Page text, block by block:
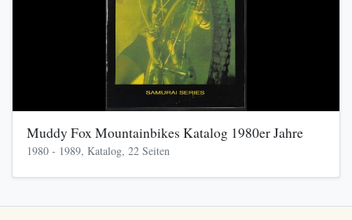
Muddy Fox Mountainbikes Katalog 1980er Jahre
1980 - 1989, Katalog, 22 Seiten